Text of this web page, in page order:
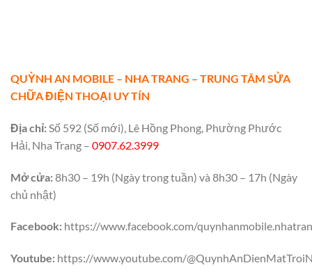
QUỲNH AN MOBILE – NHA TRANG – TRUNG TÂM SỬA
CHỮA ĐIỆN THOẠI UY TÍN
Địa chỉ:Số 592 (Số mới), Lê Hồng Phong, Phường Phước
Hải, Nha Trang – 0907.62.3999
Mở cửa:8h30 – 19h (Ngày trong tuần) và 8h30 – 17h (Ngày
chủ nhật)
Facebook: https://www.facebook.com/
Youtube: https://www.youtube.com/